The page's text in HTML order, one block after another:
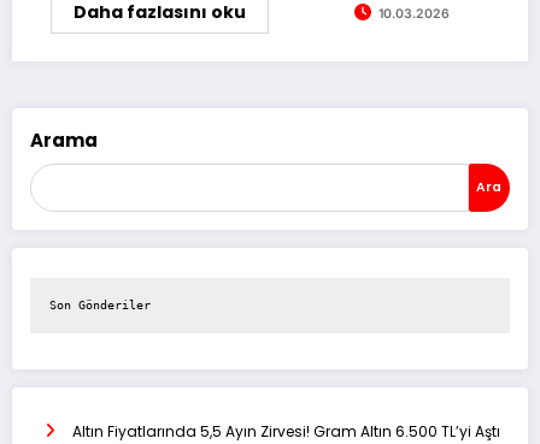
Daha fazlasını oku 10.03.2026
Arama
Ara
Son Gönderiler
Altın Fiyatlarında 5,5 Ayın Zirvesi! Gram Altın 6.500 TL’yi Aştı